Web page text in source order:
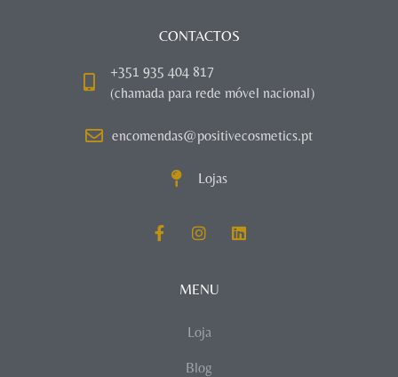
CONTACTOS
+351 935 404 817
(chamada para rede móvel nacional)
encomendas@positivecosmetics.pt
Lojas
MENU
Loja
Blog